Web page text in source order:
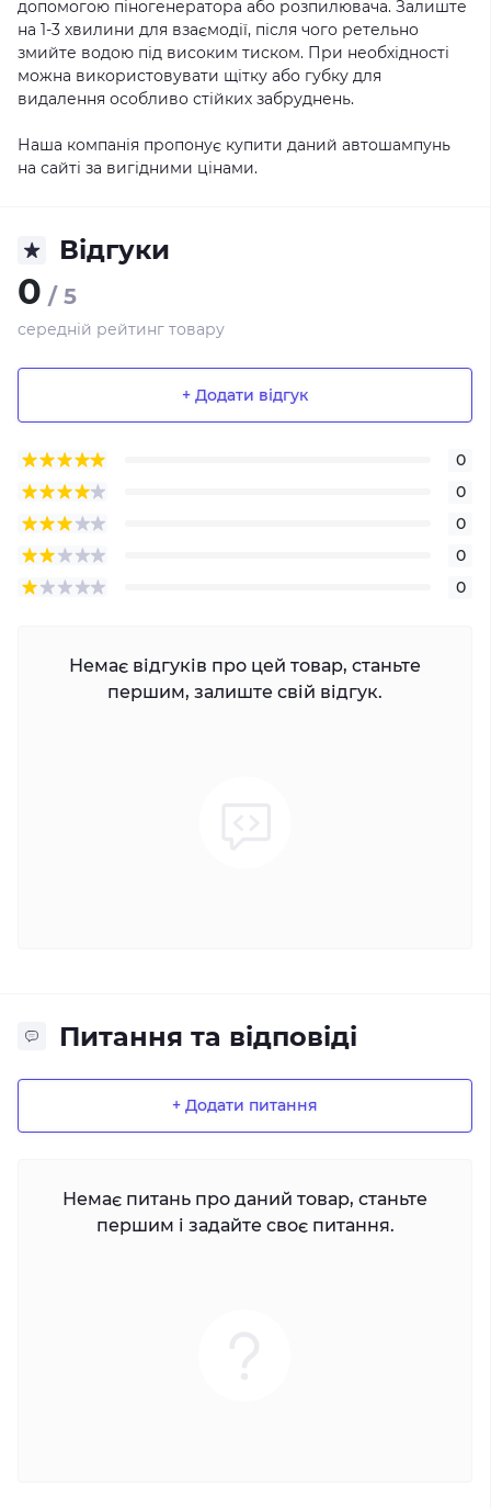
допомогою піногенератора або розпилювача. Залиште
на 1-3 хвилини для взаємодії, після чого ретельно
змийте водою під високим тиском. При необхідності
можна використовувати щітку або губку для
видалення особливо стійких забруднень.
Наша компанія пропонує купити даний автошампунь
на сайті за вигідними цінами.
Відгуки
0 / 5
середній рейтинг товару
+ Додати відгук
0
0
0
0
0
Немає відгуків про цей товар, станьте
першим, залиште свій відгук.
Питання та відповіді
+ Додати питання
Немає питань про даний товар, станьте
першим і задайте своє питання.